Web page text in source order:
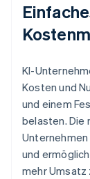
KI-
Kosten und
und einem
belasten.
und
mehr Umsatz